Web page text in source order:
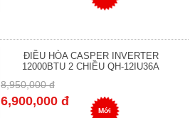
ĐIỀU HÒA CASPER INVERTER
12000BTU 2 CHIỀU QH-12IU36A
8,950,000 đ
6,900,000 đ
Mới